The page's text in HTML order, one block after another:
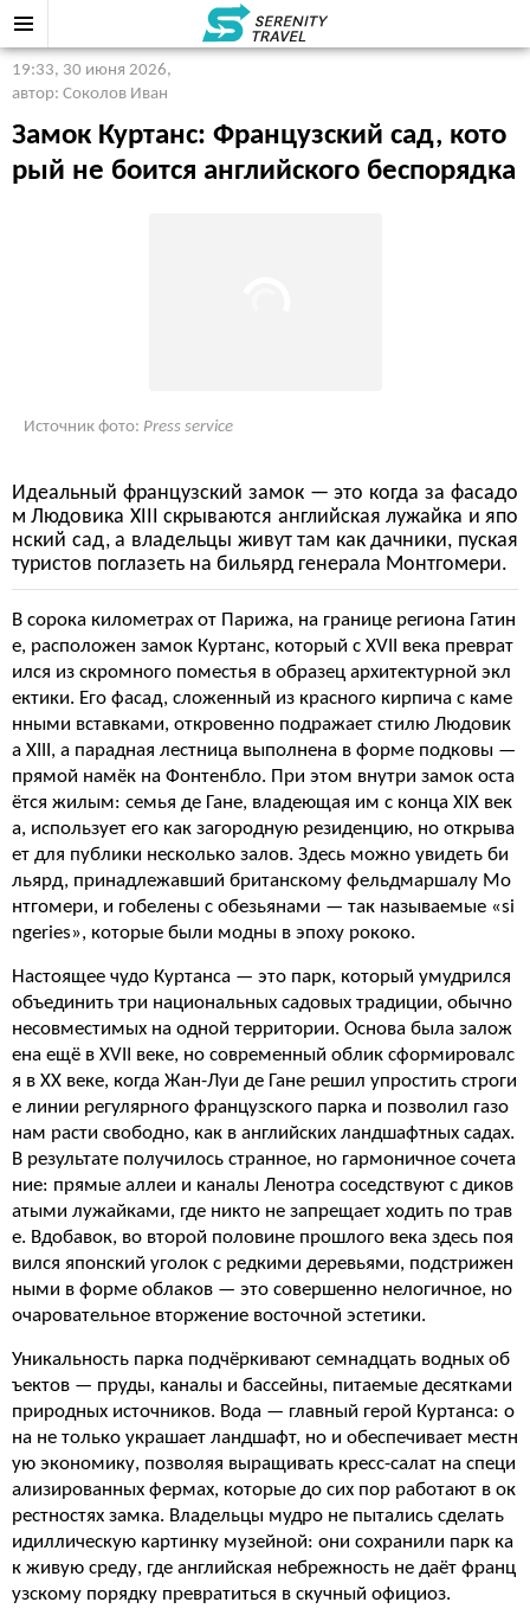
19:33, 30 июня 2026,
автор: Соколов Иван
Замок Куртанс: Французский сад, кото
рый не боится английского беспорядка
Источник фото: Press service
Идеальный французский замок — это когда за фасадо
м Людовика XIII скрываются английская лужайка и япо
нский сад, а владельцы живут там как дачники, пуская
туристов поглазеть на бильярд генерала Монтгомери.
В сорока километрах от Парижа, на границе региона Гатин
е, расположен замок Куртанс, который с XVII века преврат
ился из скромного поместья в образец архитектурной экл
ектики. Его фасад, сложенный из красного кирпича с каме
нными вставками, откровенно подражает стилю Людовик
а XIII, а парадная лестница выполнена в форме подковы —
прямой намёк на Фонтенбло. При этом внутри замок оста
ётся жилым: семья де Гане, владеющая им с конца XIX век
а, использует его как загородную резиденцию, но открыва
ет для публики несколько залов. Здесь можно увидеть би
льярд, принадлежавший британскому фельдмаршалу Мо
нтгомери, и гобелены с обезьянами — так называемые «si
ngeries», которые были модны в эпоху рококо.
Настоящее чудо Куртанса — это парк, который умудрился
объединить три национальных садовых традиции, обычно
несовместимых на одной территории. Основа была залож
ена ещё в XVII веке, но современный облик сформировалс
я в XX веке, когда Жан-Луи де Гане решил упростить строги
е линии регулярного французского парка и позволил газо
нам расти свободно, как в английских ландшафтных садах.
В результате получилось странное, но гармоничное сочета
ние: прямые аллеи и каналы Ленотра соседствуют с диков
атыми лужайками, где никто не запрещает ходить по трав
е. Вдобавок, во второй половине прошлого века здесь поя
вился японский уголок с редкими деревьями, подстрижен
ными в форме облаков — это совершенно нелогичное, но
очаровательное вторжение восточной эстетики.
Уникальность парка подчёркивают семнадцать водных об
ъектов — пруды, каналы и бассейны, питаемые десятками
природных источников. Вода — главный герой Куртанса: о
на не только украшает ландшафт, но и обеспечивает местн
ую экономику, позволяя выращивать кресс-салат на специ
ализированных фермах, которые до сих пор работают в ок
рестностях замка. Владельцы мудро не пытались сделать
идиллическую картинку музейной: они сохранили парк ка
к живую среду, где английская небрежность не даёт франц
узскому порядку превратиться в скучный официоз.